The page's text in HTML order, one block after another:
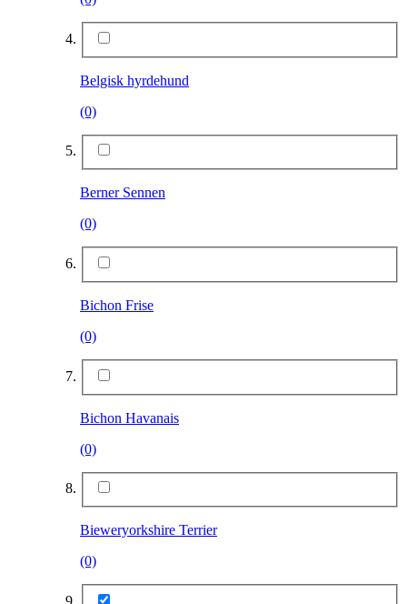
Belgisk hyrdehund
(0)
Berner Sennen
(0)
Bichon Frise
(0)
Bichon Havanais
(0)
Bieweryorkshire Terrier
(0)